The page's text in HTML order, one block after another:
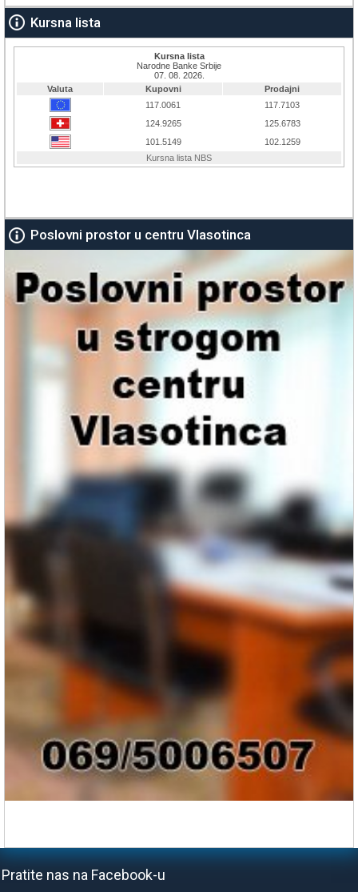
Kursna lista
Poslovni prostor u centru Vlasotinca
Pratite nas na Facebook-u